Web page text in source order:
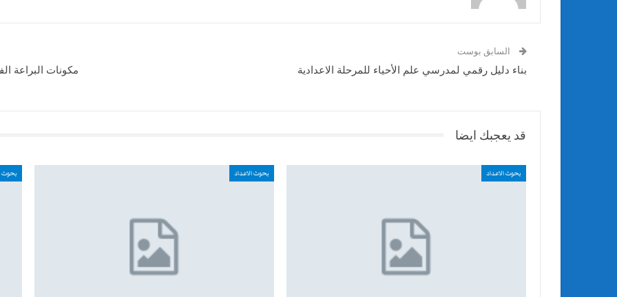
السابق بوست
بناء دليل رقمي لمدرسي علم الأحياء للمرحلة الاعدادية مكونات البراعة
قد يعجبك ايضا
بحوث الاعداد بحوث الاعداد بحوث